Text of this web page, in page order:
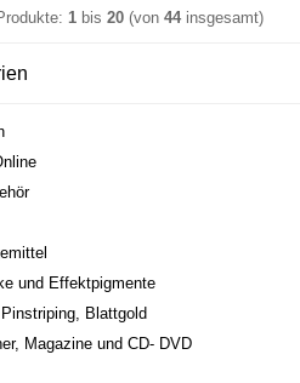
1 bis 20 (von 44insgesamt)
und Effektpigmente
Blattgold
Magazine und CD- DVD